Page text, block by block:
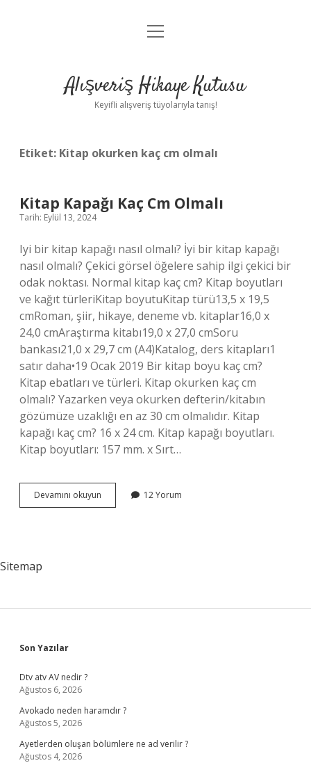
Anasayfa
Yasal Uyarı
menüyü
Alışveriş Hikaye Kutusu
Keyifli alışveriş tüyolarıyla tanış!
Etiket: Kitap okurken kaç cm olmalı
Kitap Kapağı Kaç Cm Olmalı
Tarih: Eylül 13, 2024
Iyi bir kitap kapağı nasıl olmalı? İyi bir kitap kapağı
nasıl olmalı? Çekici görsel öğelere sahip ilgi çekici bir
odak noktası. Normal kitap kaç cm? Kitap boyutları
ve kağıt türleriKitap boyutuKitap türü13,5 x 19,5
cmRoman, şiir, hikaye, deneme vb. kitaplar16,0 x
24,0 cmAraştırma kitabı19,0 x 27,0 cmSoru
bankası21,0 x 29,7 cm (A4)Katalog, ders kitapları1
satır daha•19 Ocak 2019 Bir kitap boyu kaç cm?
Kitap ebatları ve türleri. Kitap okurken kaç cm
olmalı? Yazarken veya okurken defterin/kitabın
gözümüze uzaklığı en az 30 cm olmalıdır. Kitap
kapağı kaç cm? 16 x 24 cm. Kitap kapağı boyutları.
Kitap boyutları: 157 mm. x Sırt…
Devamını okuyun
Kapağı
12 Yorum
Sitemap
Sidebar
Son Yazılar
Dtv atv AV nedir ?
Ağustos 6, 2026
Avokado neden haramdır ?
Ağustos 5, 2026
Ayetlerden oluşan bölümlere ne ad verilir ?
Ağustos 4, 2026